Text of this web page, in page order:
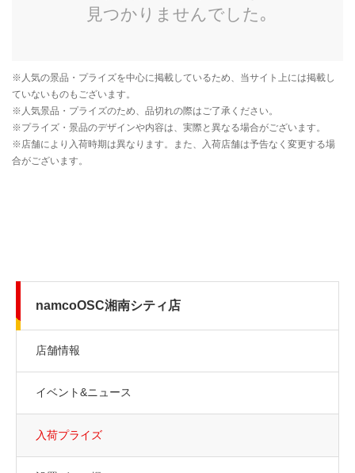
namcoOSC湘南シティ店
店舗情報
イベント&ニュース
入荷プライズ